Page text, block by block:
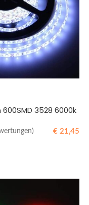
3528 6000k
€ 21,45